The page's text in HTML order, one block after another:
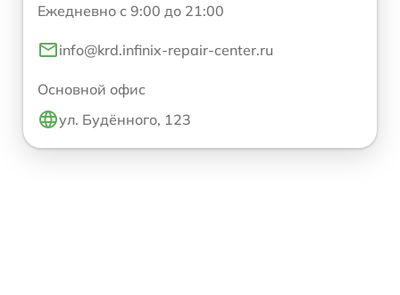
Ежедневно с 9:00 до 21:00
info@krd.infinix-repair-center.ru
Основной офис
ул. Будённого, 123